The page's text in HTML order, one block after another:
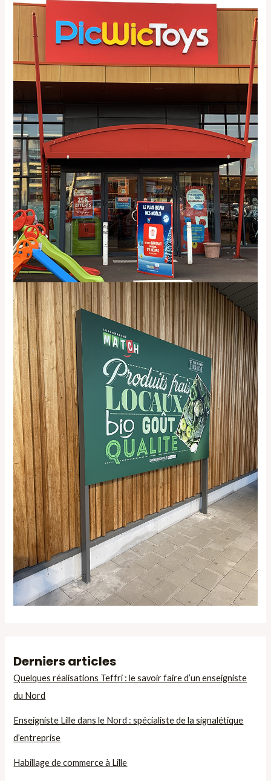
Derniers articles
Quelques réalisations Teffri : le savoir faire d’un enseigniste
du Nord
Enseigniste Lille dans le Nord : spécialiste de la signalétique
d’entreprise
Habillage de commerce à Lille